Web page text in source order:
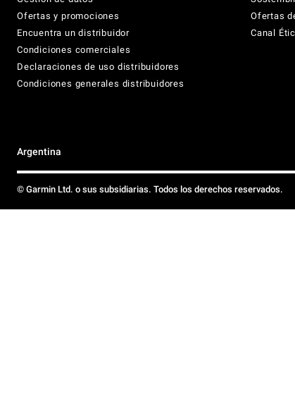
Ofertas y promociones
Encuentra un distribuidor
Condiciones comerciales
Declaraciones de uso distribuidores
Condiciones generales distribuidores
Ofertas
Canal
Argentina
© Garmin Ltd. o sus subsidiarias. Todos los derechos reservados.